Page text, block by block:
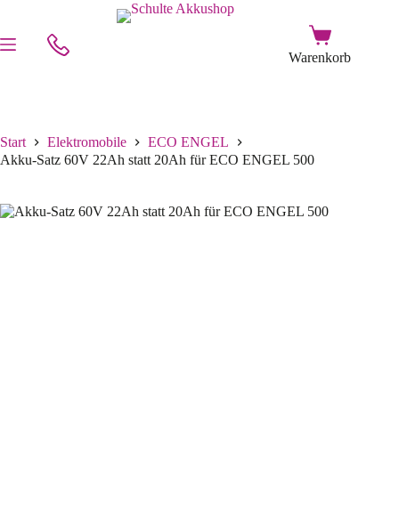
Start Elektromobile
ECO ENGEL
Akku-Satz 60V 22Ah statt 20Ah für ECO ENGEL 500